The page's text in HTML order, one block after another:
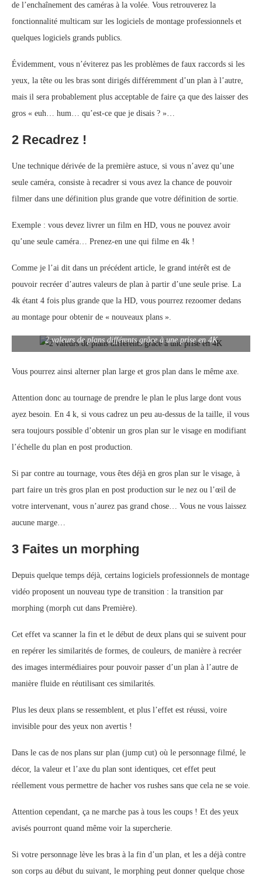
de l’enchaînement des caméras à la volée. Vous retrouverez la
fonctionnalité multicam sur les logiciels de montage professionnels et
quelques logiciels grands publics.
Évidemment, vous n’éviterez pas les problèmes de faux raccords si les
yeux, la tête ou les bras sont dirigés différemment d’un plan à l’autre,
mais il sera probablement plus acceptable de faire ça que des laisser des
gros « euh… hum… qu’est-ce que je disais ? »…
2 Recadrez !
Une technique dérivée de la première astuce, si vous n’avez qu’une
seule caméra, consiste à recadrer si vous avez la chance de pouvoir
filmer dans une définition plus grande que votre définition de sortie.
Exemple : vous devez livrer un film en HD, vous ne pouvez avoir
qu’une seule caméra… Prenez-en une qui filme en 4k !
Comme je l’ai dit dans un précédent article, le grand intérêt est de
pouvoir recréer d’autres valeurs de plan à partir d’une seule prise. La
4k étant 4 fois plus grande que la HD, vous pourrez rezoomer dedans
au montage pour obtenir de « nouveaux plans ».
2 valeurs de plans différents grâce à une prise en 4K
Vous pourrez ainsi alterner plan large et gros plan dans le même axe.
Attention donc au tournage de prendre le plan le plus large dont vous
ayez besoin. En 4 k, si vous cadrez un peu au-dessus de la taille, il vous
sera toujours possible d’obtenir un gros plan sur le visage en modifiant
l’échelle du plan en post production.
Si par contre au tournage, vous êtes déjà en gros plan sur le visage, à
part faire un très gros plan en post production sur le nez ou l’œil de
votre intervenant, vous n’aurez pas grand chose… Vous ne vous laissez
aucune marge…
3 Faites un morphing
Depuis quelque temps déjà, certains logiciels professionnels de montage
vidéo proposent un nouveau type de transition : la transition par
morphing (morph cut dans Première).
Cet effet va scanner la fin et le début de deux plans qui se suivent pour
en repérer les similarités de formes, de couleurs, de manière à recréer
des images intermédiaires pour pouvoir passer d’un plan à l’autre de
manière fluide en réutilisant ces similarités.
Plus les deux plans se ressemblent, et plus l’effet est réussi, voire
invisible pour des yeux non avertis !
Dans le cas de nos plans sur plan (jump cut) où le personnage filmé, le
décor, la valeur et l’axe du plan sont identiques, cet effet peut
réellement vous permettre de hacher vos rushes sans que cela ne se voie.
Attention cependant, ça ne marche pas à tous les coups ! Et des yeux
avisés pourront quand même voir la supercherie.
Si votre personnage lève les bras à la fin d’un plan, et les a déjà contre
son corps au début du suivant, le morphing peut donner quelque chose